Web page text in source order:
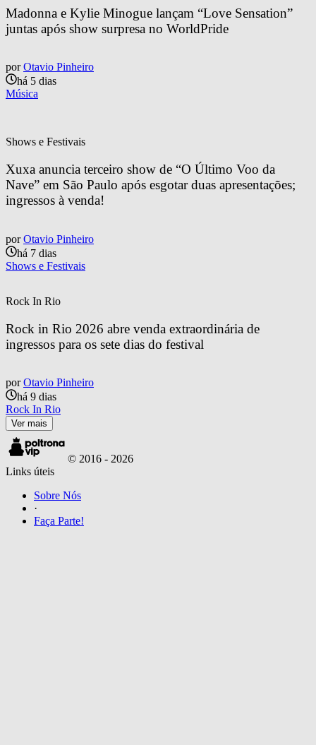
Madonna e Kylie Minogue lançam “Love Sensation”
juntas após show surpresa no WorldPride
por Otavio Pinheiro
há 5 dias
Música
Shows e Festivais
Xuxa anuncia terceiro show de “O Último Voo da
Nave” em São Paulo após esgotar duas apresentações;
ingressos à venda!
por Otavio Pinheiro
há 7 dias
Shows e Festivais
Rock In Rio
Rock in Rio 2026 abre venda extraordinária de
ingressos para os sete dias do festival
por Otavio Pinheiro
há 9 dias
Rock In Rio
Ver mais
© 2016 - 2026
Links úteis
Sobre Nós
·
Faça Parte!